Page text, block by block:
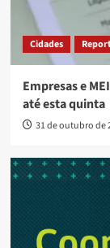
Cidades
Empresas e
até esta quinta
31 de outubro de